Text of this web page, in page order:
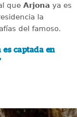
queArjona ya es
la
del famoso.
captada en